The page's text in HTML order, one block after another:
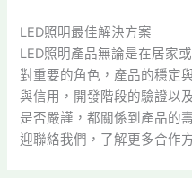
LED照明最佳解決方案
LED照明產品無論是在居家
對重要的角色，產品的穩定
與信用，開發階段的驗證以
是否嚴謹，都關係到產品的
迎聯絡我們，了解更多合作